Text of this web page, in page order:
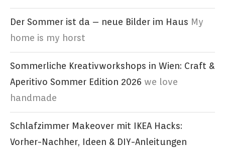
Der Sommer ist da – neue Bilder im Haus My
home is my horst
Sommerliche Kreativworkshops in Wien: Craft &
Aperitivo Sommer Edition 2026 we love
handmade
Schlafzimmer Makeover mit IKEA Hacks:
Vorher-Nachher, Ideen & DIY-Anleitungen